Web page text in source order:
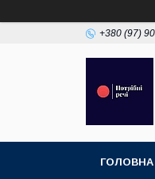
+380 (97)
ГОЛОВНА